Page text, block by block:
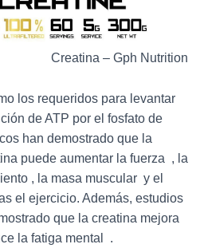
Creatina – Gph Nutrition
los requeridos para levantar
de ATP por el fosfato de
han demostrado que la
puede aumentar la fuerza , la
, la masa muscular y el
el ejercicio. Además, estudios
que la creatina mejora
la fatiga mental .